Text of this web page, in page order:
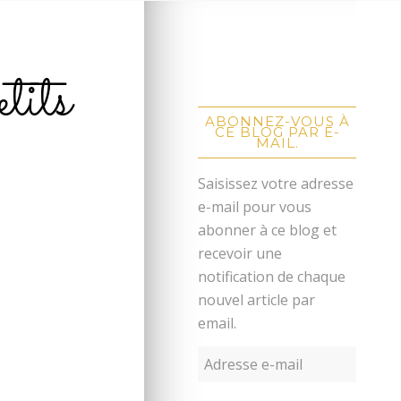
ABONNEZ-VOUS À
CE BLOG PAR E-
MAIL.
Saisissez votre adresse
e-mail pour vous
abonner à ce blog et
recevoir une
notification de chaque
nouvel article par
email.